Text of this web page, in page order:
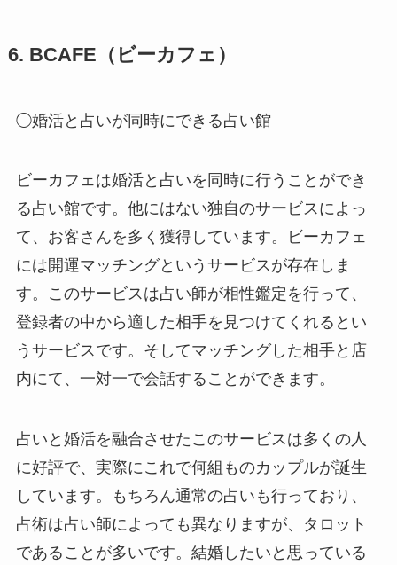
6. BCAFE（ビーカフェ）
◯婚活と占いが同時にできる占い館
ビーカフェは婚活と占いを同時に行うことができ
る占い館です。他にはない独自のサービスによっ
て、お客さんを多く獲得しています。ビーカフェ
には開運マッチングというサービスが存在しま
す。このサービスは占い師が相性鑑定を行って、
登録者の中から適した相手を見つけてくれるとい
うサービスです。そしてマッチングした相手と店
内にて、一対一で会話することができます。
占いと婚活を融合させたこのサービスは多くの人
に好評で、実際にこれで何組ものカップルが誕生
しています。もちろん通常の占いも行っており、
占術は占い師によっても異なりますが、タロット
であることが多いです。結婚したいと思っている